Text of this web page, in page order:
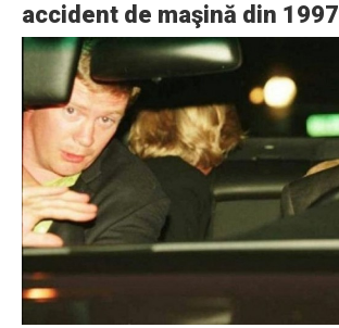
accident de maşină din 1997